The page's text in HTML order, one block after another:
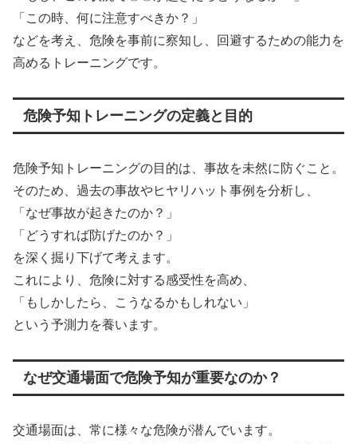
「この時、何に注意すべきか？」
などを考え、危険を事前に察知し、回避するための能力を
高めるトレーニングです。
危険予知トレーニングの定義と目的
危険予知トレーニングの目的は、事故を未然に防ぐこと。
そのため、過去の事故やヒヤリハット事例を分析し、
「なぜ事故が起きたのか？」
「どうすれば防げたのか？」
を深く掘り下げて考えます。
これにより、危険に対する感受性を高め、
「もしかしたら、こうなるかもしれない」
という予測力を養います。
なぜ交通場面で危険予知が重要なのか？
交通場面は、常に様々な危険が潜んでいます。